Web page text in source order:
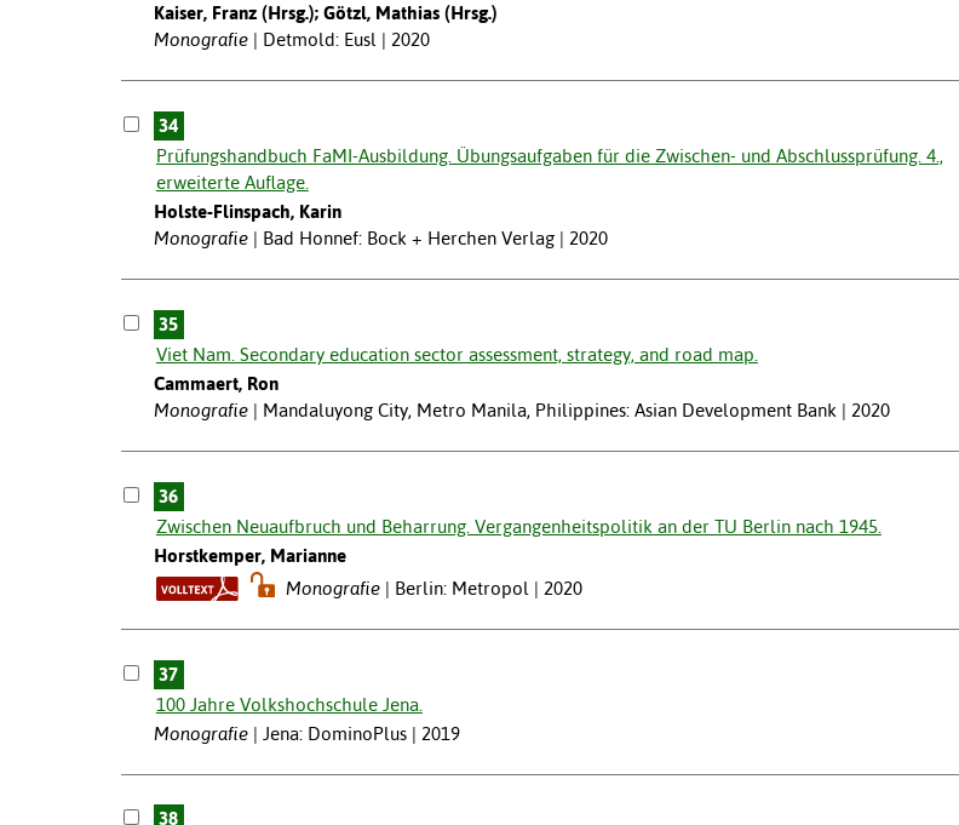
Kaiser, Franz (Hrsg.); Götzl, Mathias (Hrsg.)
Monografie
Detmold: Eusl | 2020
34
Prüfungshandbuch FaMI-Ausbildung. Übungsaufgaben für die Zwischen- und Abschlussprüfung. 4.,
erweiterte Auflage.
Holste-Flinspach, Karin
Monografie
Bad Honnef: Bock + Herchen Verlag | 2020
35
Viet Nam. Secondary education sector assessment, strategy, and road map.
Cammaert, Ron
Monografie
Mandaluyong City, Metro Manila, Philippines: Asian Development Bank | 2020
36
Zwischen Neuaufbruch und Beharrung. Vergangenheitspolitik an der TU Berlin nach 1945.
Horstkemper, Marianne
Monografie
Berlin: Metropol | 2020
37
100 Jahre Volkshochschule Jena.
Monografie
Jena: DominoPlus | 2019
38